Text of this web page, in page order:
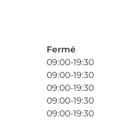
Fermé
09:00-19:30
09:00-19:30
09:00-19:30
09:00-19:30
09:00-19:30